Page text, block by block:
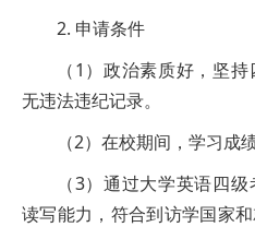
2. 申请条件
（1）政治素质好，坚
无违法违纪记录。
（2）在校期间，学习成
（3）通过大学英语四
读写能力，符合到访学国家